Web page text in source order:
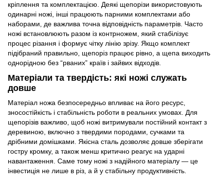
кріплення та комплектацією. Деякі щепорізи використовують
одинарні ножі, інші працюють парними комплектами або
наборами, де важлива точна відповідність параметрів. Часто
ножі встановлюють разом із контрножем, який стабілізує
процес різання і формує чітку лінію зрізу. Якщо комплект
підібраний правильно, щепоріз працює рівно, а щепа виходить
однорідною без “рваних” країв і зайвих відходів.
Матеріали та твердість: які ножі служать
довше
Матеріал ножа безпосередньо впливає на його ресурс,
зносостійкість і стабільність роботи в реальних умовах. Для
щепорізів важливо, щоб ножі витримували постійний контакт з
деревиною, включно з твердими породами, сучками та
дрібними домішками. Якісна сталь дозволяє довше зберігати
гостру кромку, а також менш критично реагує на ударні
навантаження. Саме тому ножі з надійного матеріалу — це
інвестиція не лише в різ, а й у стабільну продуктивність.